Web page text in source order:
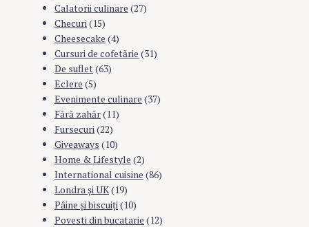
Calatorii culinare (27)
Checuri (15)
Cheesecake (4)
Cursuri de cofetărie (31)
De suflet (63)
Eclere (5)
Evenimente culinare (37)
Fără zahăr(11)
Fursecuri (22)
Giveaways (10)
Home & Lifestyle (2)
International cuisine (86)
Londra şi UK(19)
Pâine şi biscuiţi (10)
Povesti din bucatarie (12)